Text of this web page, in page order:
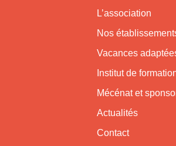
L’association
Nos
Vacances
Institut de
Mécénat et
Actualités
Contact